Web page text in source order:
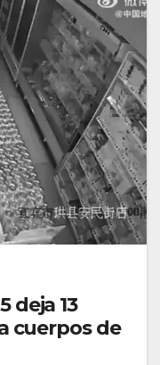
deja 13
cuerpos de